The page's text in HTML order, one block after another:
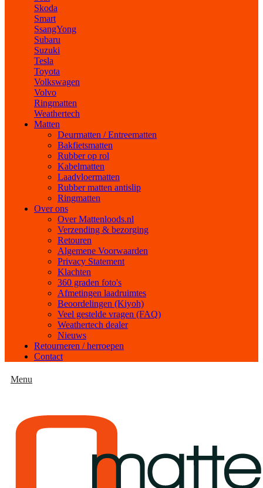
Skoda
Smart
SsangYong
Subaru
Suzuki
Tesla
Toyota
Volkswagen
Volvo
Ringmatten
Weathertech
Matten
Deurmatten / Entreematten
Bakfietsmatten
Rubber op rol
Kabelmatten
Laadvloermatten
Rubber matten antislip
Ringmatten
Over ons
Over Mattenloods.nl
Verzending & bezorging
Retouren
Algemene Voorwaarden
Privacy Statement
Klachten
360 graden foto's
Afmetingen laadruimtes
Beoordelingen (Kiyoh)
Veel gestelde vragen (FAQ)
Weathertech dealer
Nieuws
Retourneren / herroepen
Contact
Menu